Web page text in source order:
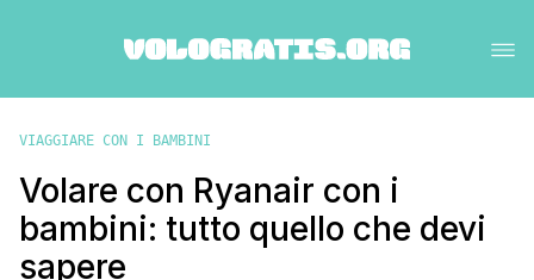
VIAGGIARE CON I BAMBINI
Volare con Ryanair con i
bambini: tutto quello che devi
sapere